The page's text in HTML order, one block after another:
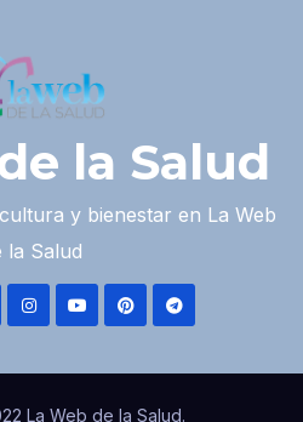
la Salud
y bienestar en La Web
la Salud
La Web de la Salud.